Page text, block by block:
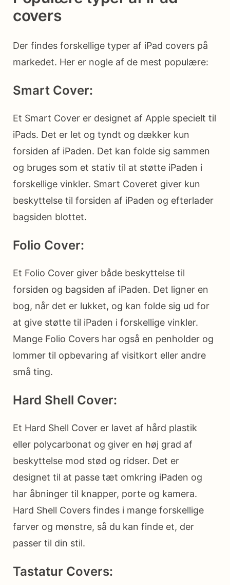
covers
Der findes forskellige typer af iPad covers på
markedet. Her er nogle af de mest populære:
Smart Cover:
Et Smart Cover er designet af Apple specielt til
iPads. Det er let og tyndt og dækker kun
forsiden af iPaden. Det kan folde sig sammen
og bruges som et stativ til at støtte iPaden i
forskellige vinkler. Smart Coveret giver kun
beskyttelse til forsiden af iPaden og efterlader
bagsiden blottet.
Folio Cover:
Et Folio Cover giver både beskyttelse til
forsiden og bagsiden af iPaden. Det ligner en
bog, når det er lukket, og kan folde sig ud for
at give støtte til iPaden i forskellige vinkler.
Mange Folio Covers har også en penholder og
lommer til opbevaring af visitkort eller andre
små ting.
Hard Shell Cover:
Et Hard Shell Cover er lavet af hård plastik
eller polycarbonat og giver en høj grad af
beskyttelse mod stød og ridser. Det er
designet til at passe tæt omkring iPaden og
har åbninger til knapper, porte og kamera.
Hard Shell Covers findes i mange forskellige
farver og mønstre, så du kan finde et, der
passer til din stil.
Tastatur Covers: